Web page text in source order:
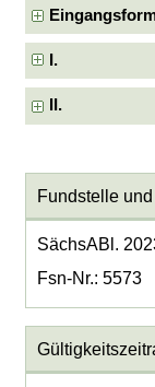
I.
II.
Fundstelle
SächsABl.
Fsn-Nr.: 5573